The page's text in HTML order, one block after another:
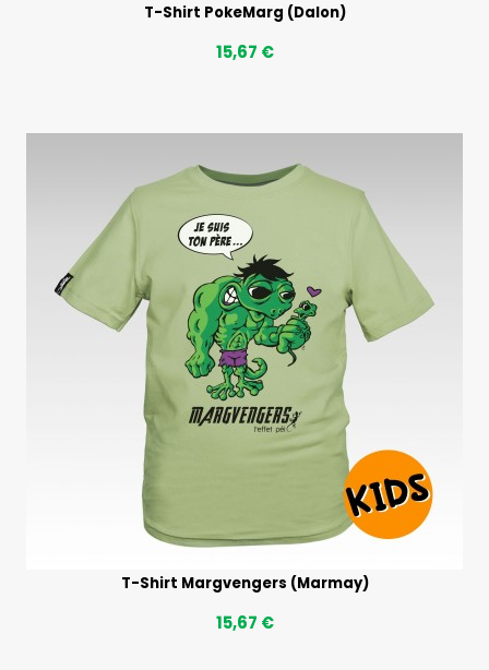
T-Shirt PokeMarg (Dalon)
15,67 €
T-Shirt Margvengers (Marmay)
15,67 €